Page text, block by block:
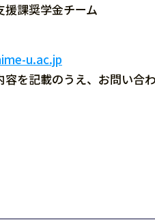
課奨学金チーム
u.ac.jp
を記載のうえ、お問い合